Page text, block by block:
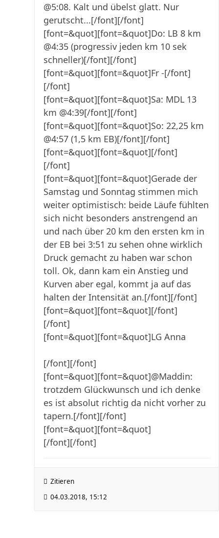
@5:08. Kalt und übelst glatt. Nur
gerutscht...[/font][/font]
[font=&quot][font=&quot]Do: LB 8 km
@4:35 (progressiv jeden km 10 sek
schneller)[/font][/font]
[font=&quot][font=&quot]Fr -[/font]
[/font]
[font=&quot][font=&quot]Sa: MDL 13
km @4:39[/font][/font]
[font=&quot][font=&quot]So: 22,25 km
@4:57 (1,5 km EB)[/font][/font]
[font=&quot][font=&quot][/font]
[/font]
[font=&quot][font=&quot]Gerade der
Samstag und Sonntag stimmen mich
weiter optimistisch: beide Läufe fühlten
sich nicht besonders anstrengend an
und nach über 20 km den ersten km in
der EB bei 3:51 zu sehen ohne wirklich
Druck gemacht zu haben war schon
toll. Ok, dann kam ein Anstieg und
Kurven aber egal, kommt ja auf das
halten der Intensität an.[/font][/font]
[font=&quot][font=&quot][/font]
[/font]
[font=&quot][font=&quot]LG Anna
[/font][/font]
[font=&quot][font=&quot]@Maddin:
trotzdem Glückwunsch und ich denke
es ist absolut richtig da nicht vorher zu
tapern.[/font][/font]
[font=&quot][font=&quot]
[/font][/font]
Zitieren
04.03.2018, 15:12